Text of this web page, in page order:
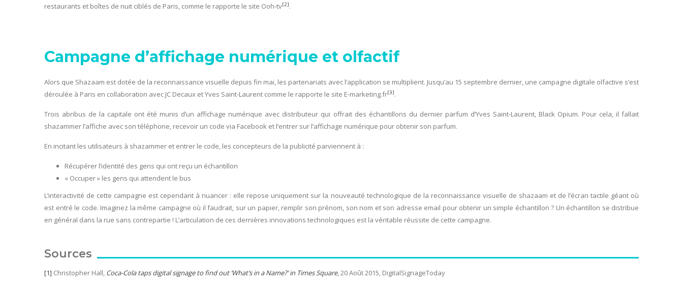
restaurants et boîtes de nuit ciblés de Paris, comme le rapporte le site Ooh-tv[2].
Campagne d’affichage numérique et olfactif
Alors que Shazaam est dotée de la reconnaissance visuelle depuis fin mai, les partenariats avec l’application se multiplient. Jusqu’au 15 septembre dernier, une campagne digitale olfactive s’est
déroulée à Paris en collaboration avec JC Decaux et Yves Saint-Laurent comme le rapporte le site E-marketing.fr[3].
Trois abribus de la capitale ont été munis d’un affichage numérique avec distributeur qui offrait des échantillons du dernier parfum d’Yves Saint-Laurent, Black Opium. Pour cela, il fallait
shazammer l’affiche avec son téléphone, recevoir un code via Facebook et l’entrer sur l’affichage numérique pour obtenir son parfum.
En incitant les utilisateurs à shazammer et entrer le code, les concepteurs de la publicité parviennent à :
Récupérer l’identité des gens qui ont reçu un échantillon
« Occuper » les gens qui attendent le bus
L’interactivité de cette campagne est cependant à nuancer : elle repose uniquement sur la nouveauté technologique de la reconnaissance visuelle de shazaam et de l’écran tactile géant où
est entré le code. Imaginez la même campagne où il faudrait, sur un papier, remplir son prénom, son nom et son adresse email pour obtenir un simple échantillon ? Un échantillon se distribue
en général dans la rue sans contrepartie ! L’articulation de ces dernières innovations technologiques est la véritable réussite de cette campagne.
Sources
[1] Christopher Hall, Coca-Cola taps digital signage to find out ‘What’s in a Name?’ in Times Square, 20 Août 2015, DigitalSignageToday